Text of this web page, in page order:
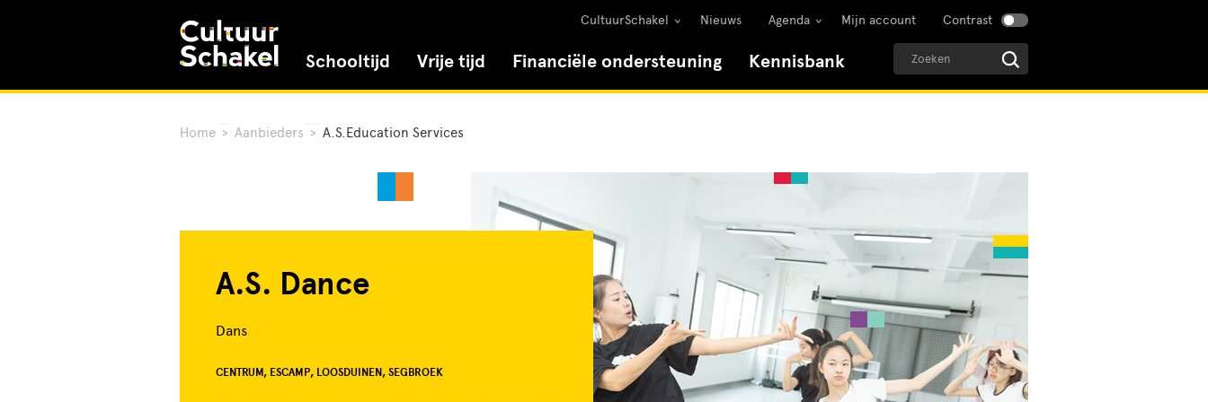
CultuurSchakel Nieuws Agenda Mijn account Contrast
Schooltijd Vrije tijd Financiële ondersteuning Kennisbank
Home > Aanbieders > A.S.Education Services
A.S. Dance
Dans
CENTRUM, ESCAMP, LOOSDUINEN, SEGBROEK